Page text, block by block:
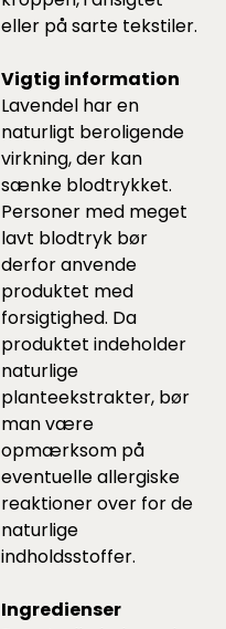
eller på sarte tekstiler.
Vigtig information
Lavendel har en
naturligt beroligende
virkning, der kan
sænke blodtrykket.
Personer med meget
lavt blodtryk bør
derfor anvende
produktet med
forsigtighed. Da
produktet indeholder
naturlige
planteekstrakter, bør
man være
opmærksom på
eventuelle allergiske
reaktioner over for de
naturlige
indholdsstoffer.
Ingredienser